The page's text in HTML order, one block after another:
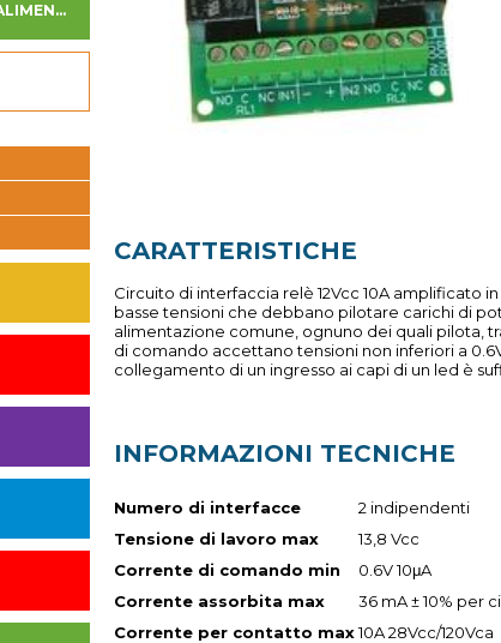
ALIMENTATORI E STAZIONI DI ALIMENTAZIONE
CARATTERISTICHE
Circuito di interfaccia relè 12Vcc 10A amplificato
basse tensioni che debbano pilotare carichi di
alimentazione comune, ognuno dei quali pilota,
di comando accettano tensioni non inferiori a
collegamento di un ingresso ai capi di un led è
INFORMAZIONI TECNICHE
Numero di interfacce
2 indipendenti
Tensione di lavoro max
13,8 Vcc
Corrente di comando min
0.6V 10μA
Corrente assorbita max
36 mA ± 10% per
Corrente per contatto max10A 28Vcc/120Vca